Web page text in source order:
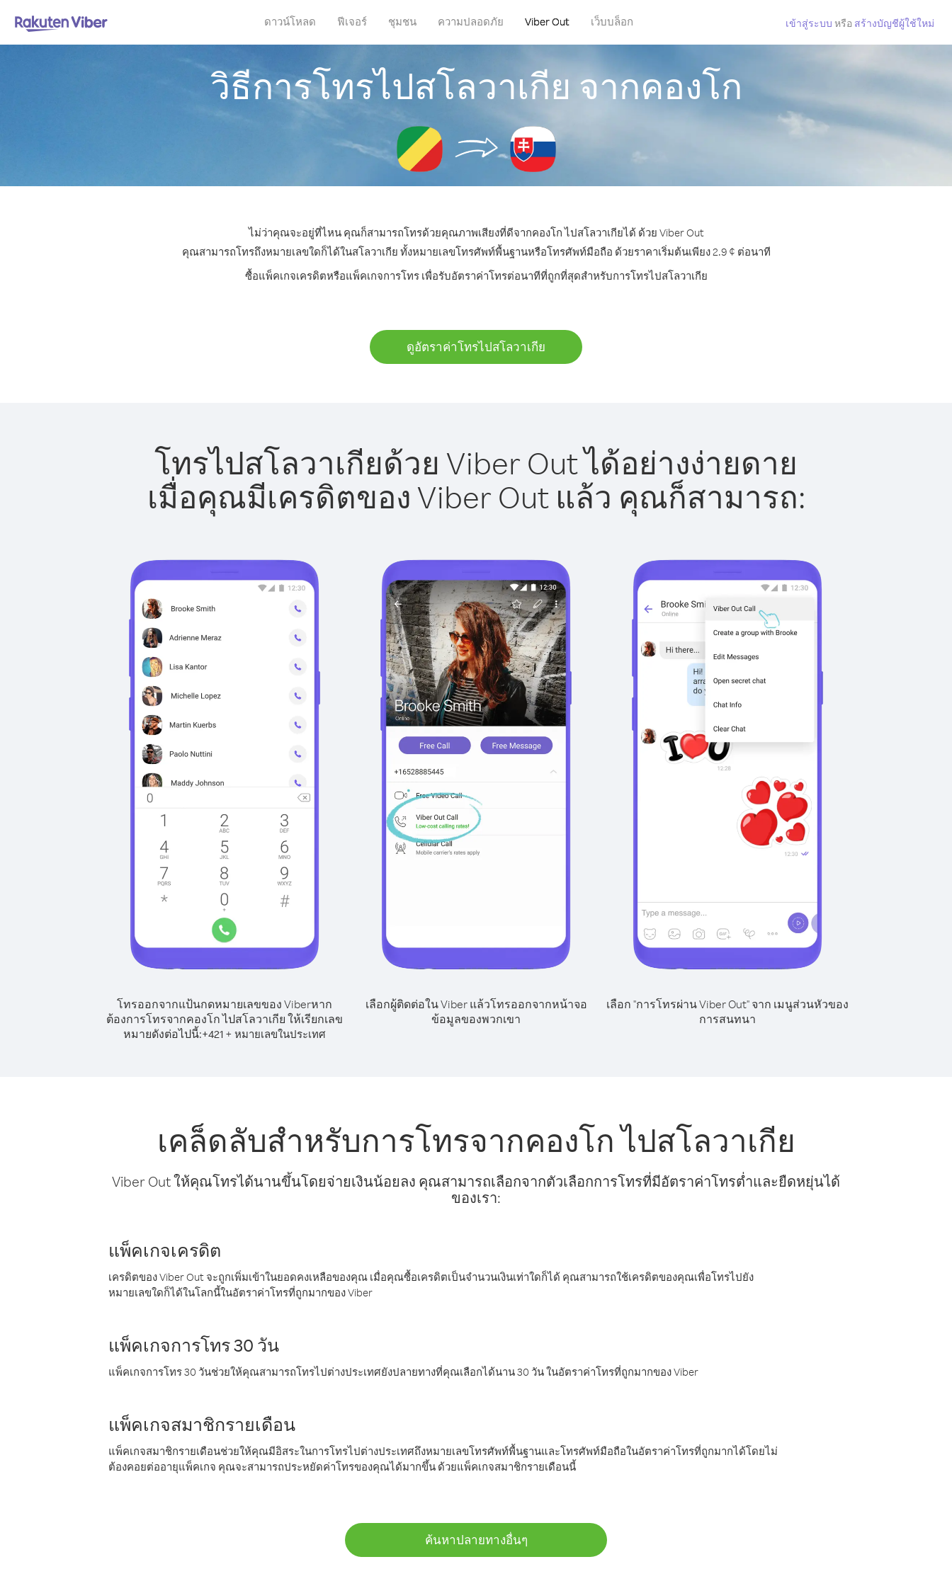
ดาวน์โหลด ฟีเจอร์ ชุมชน ความปลอดภัย Viber Out เว็บบล็อก เข้าสู่ระบบ หรือ สร้างบัญชีผู้ใช้ใหม่
วิธีการโทรไปสโลวาเกีย จากคองโก
ไม่ว่าคุณจะอยู่ที่ไหน คุณก็สามารถโทรด้วยคุณภาพเสียงที่ดีจากคองโก ไปสโลวาเกียได้ ด้วย Viber Out
คุณสามารถโทรถึงหมายเลขใดก็ได้ในสโลวาเกีย ทั้งหมายเลขโทรศัพท์พื้นฐานหรือโทรศัพท์มือถือ ด้วยราคาเริ่มต้นเพียง 2.9 ¢ ต่อนาที
ซื้อแพ็คเกจเครดิตหรือแพ็คเกจการโทร เพื่อรับอัตราค่าโทรต่อนาทีที่ถูกที่สุดสำหรับการโทรไปสโลวาเกีย
ดูอัตราค่าโทรไปสโลวาเกีย
โทรไปสโลวาเกียด้วย Viber Out ได้อย่างง่ายดาย
เมื่อคุณมีเครดิตของ Viber Out แล้ว คุณก็สามารถ:
โทรออกจากแป้นกดหมายเลขของ Viberหาก
ต้องการโทรจากคองโก ไปสโลวาเกีย ให้เรียกเลข
หมายดังต่อไปนี้:+421 + หมายเลขในประเทศ
เลือกผู้ติดต่อใน Viber แล้วโทรออกจากหน้าจอ
ข้อมูลของพวกเขา
เลือก "การโทรผ่าน Viber Out" จาก เมนูส่วนหัวของ
การสนทนา
เคล็ดลับสำหรับการโทรจากคองโก ไปสโลวาเกีย
Viber Out ให้คุณโทรได้นานขึ้นโดยจ่ายเงินน้อยลง คุณสามารถเลือกจากตัวเลือกการโทรที่มีอัตราค่าโทรต่ำและยืดหยุ่นได้
ของเรา:
แพ็คเกจเครดิต
เครดิตของ Viber Out จะถูกเพิ่มเข้าในยอดคงเหลือของคุณ เมื่อคุณซื้อเครดิตเป็นจำนวนเงินเท่าใดก็ได้ คุณสามารถใช้เครดิตของคุณเพื่อโทรไปยัง
หมายเลขใดก็ได้ในโลกนี้ในอัตราค่าโทรที่ถูกมากของ Viber
แพ็คเกจการโทร 30 วัน
แพ็คเกจการโทร 30 วันช่วยให้คุณสามารถโทรไปต่างประเทศยังปลายทางที่คุณเลือกได้นาน 30 วัน ในอัตราค่าโทรที่ถูกมากของ Viber
แพ็คเกจสมาชิกรายเดือน
แพ็คเกจสมาชิกรายเดือนช่วยให้คุณมีอิสระในการโทรไปต่างประเทศถึงหมายเลขโทรศัพท์พื้นฐานและโทรศัพท์มือถือในอัตราค่าโทรที่ถูกมากได้โดยไม่
ต้องคอยต่ออายุแพ็คเกจ คุณจะสามารถประหยัดค่าโทรของคุณได้มากขึ้น ด้วยแพ็คเกจสมาชิกรายเดือนนี้
ค้นหาปลายทางอื่นๆ